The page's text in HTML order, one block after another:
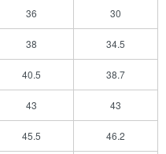
36 30
38 34.5
40.5 38.7
43 43
45.5 46.2